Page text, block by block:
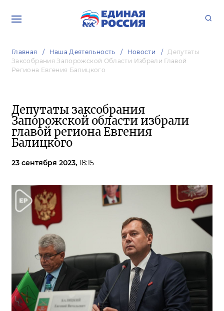
Главная Наша Деятельность Новости
Депутаты
Заксобрания Запорожской Области Избрали Главой
Региона Евгения Балицкого
Депутаты заксобрания
Запорожской области избрали
главой региона Евгения
Балицкого
23 сентября 2023, 18:15